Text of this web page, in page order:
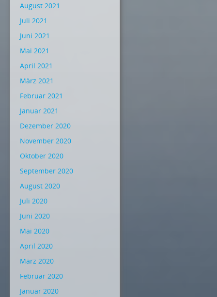
August 2021
Juli 2021
Juni 2021
Mai 2021
April 2021
März 2021
Februar 2021
Januar 2021
Dezember 2020
November 2020
Oktober 2020
September 2020
August 2020
Juli 2020
Juni 2020
Mai 2020
April 2020
März 2020
Februar 2020
Januar 2020